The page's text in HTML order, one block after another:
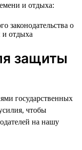
и отдыха:
защиты
государственных
чтобы
на нашу